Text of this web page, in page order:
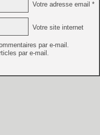
Votre adresse email *
Votre site internet
par e-mail.
par e-mail.